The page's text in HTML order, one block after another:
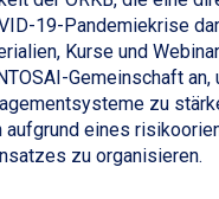
19-Pandemiekrise
Kurse und
Gemeinschaft an,
zu
aufgrund eines
zu organisieren.